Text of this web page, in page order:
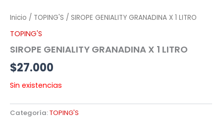
Inicio / TOPING'S / SIROPE GENIALITY GRANADINA X 1 LITRO
TOPING'S
SIROPE GENIALITY GRANADINA X 1 LITRO
$27.000
Sin existencias
Categoría:TOPING'S